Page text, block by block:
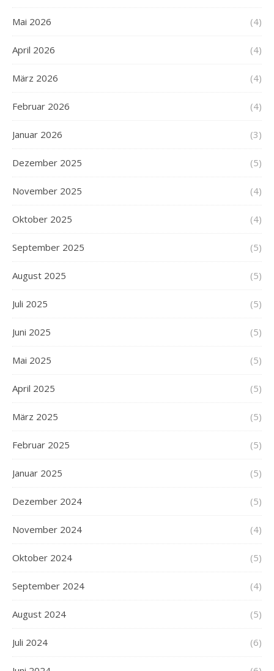
Mai 2026 (4)
April 2026 (4)
März 2026 (4)
Februar 2026 (4)
Januar 2026 (3)
Dezember 2025 (5)
November 2025 (4)
Oktober 2025 (4)
September 2025 (5)
August 2025 (5)
Juli 2025 (5)
Juni 2025 (5)
Mai 2025 (5)
April 2025 (5)
März 2025 (5)
Februar 2025 (5)
Januar 2025 (5)
Dezember 2024 (5)
November 2024 (4)
Oktober 2024 (5)
September 2024 (4)
August 2024 (5)
Juli 2024 (6)